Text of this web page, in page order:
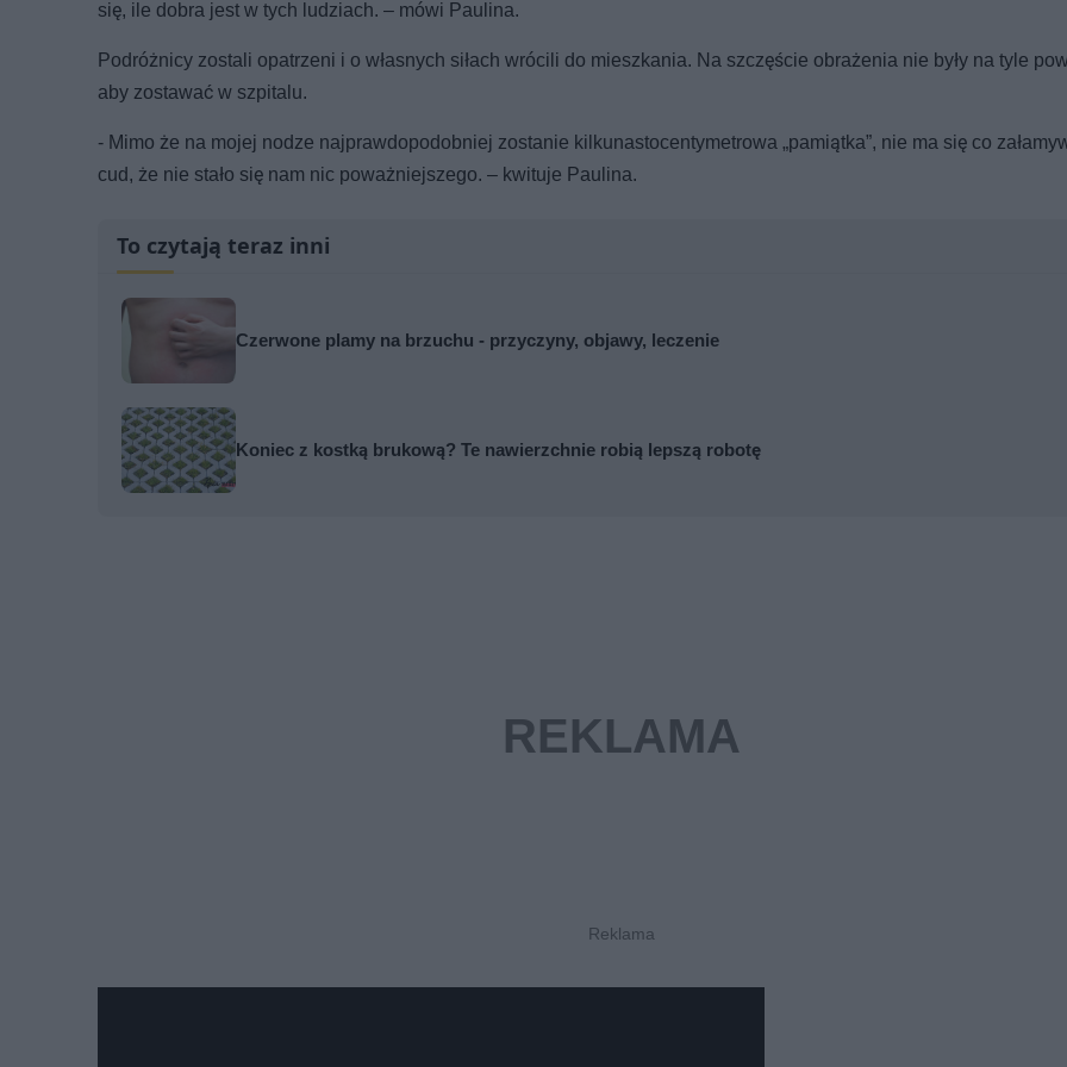
się, ile dobra jest w tych ludziach. – mówi Paulina.
Podróżnicy zostali opatrzeni i o własnych siłach wrócili do mieszkania. Na szczęście obrażenia nie były na tyle
aby zostawać w szpitalu.
- Mimo że na mojej nodze najprawdopodobniej zostanie kilkunastocentymetrowa „pamiątka”, nie ma się co
cud, że nie stało się nam nic poważniejszego. – kwituje Paulina.
To czytają teraz inni
Czerwone plamy na brzuchu - przyczyny, objawy, leczenie
Koniec z kostką brukową? Te nawierzchnie robią lepszą robotę